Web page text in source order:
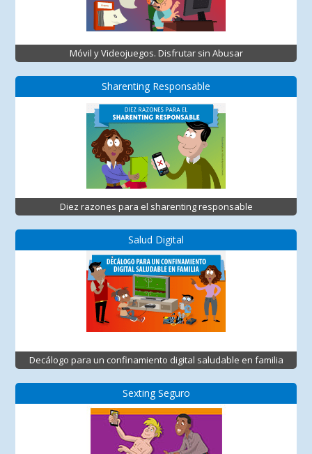
Móvil y Videojuegos. Disfrutar sin Abusar
Sharenting Responsable
Diez razones para el sharenting responsable
Salud Digital
Decálogo para un confinamiento digital saludable en familia
Sexting Seguro